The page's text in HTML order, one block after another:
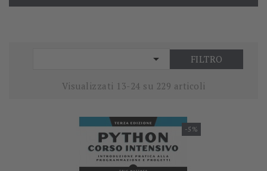
 FILTRO
Visualizzati 13-24 su 229 articoli
-5%